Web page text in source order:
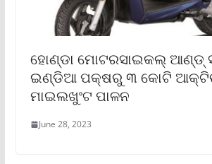
ହୋଣ୍ଡା ମୋଟରସାଇକଲ୍ ଆଣ୍ଡ୍
ଇଣ୍ଡିଆ ପକ୍ଷରୁ ୩ କୋଟି
ମାଇଲଖୁଂଟ ପାଳନ
June 28, 2023